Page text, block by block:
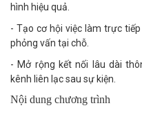
hình hiệu quả.
- Tạo cơ hội việc làm trực
phỏng vấn tại chỗ.
- Mở rộng kết nối lâu dài
kênh liên lạc sau sự kiện.
Nội dung chương trình